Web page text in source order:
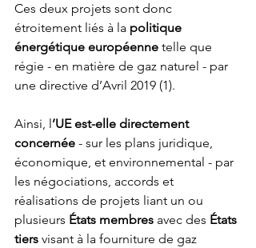
Ces deux projets sont donc
étroitement liés à la politique
énergétique européenne telle que
régie - en matière de gaz naturel - par
une directive d’Avril 2019 (1).
Ainsi, l’UE est-elle directement
concernée - sur les plans juridique,
économique, et environnemental - par
les négociations, accords et
réalisations de projets liant un ou
plusieurs États membres avec des États
tiers visant à la fourniture de gaz